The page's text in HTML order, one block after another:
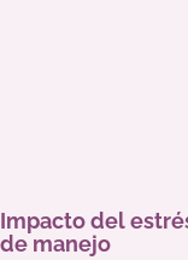
Impacto del
de manejo